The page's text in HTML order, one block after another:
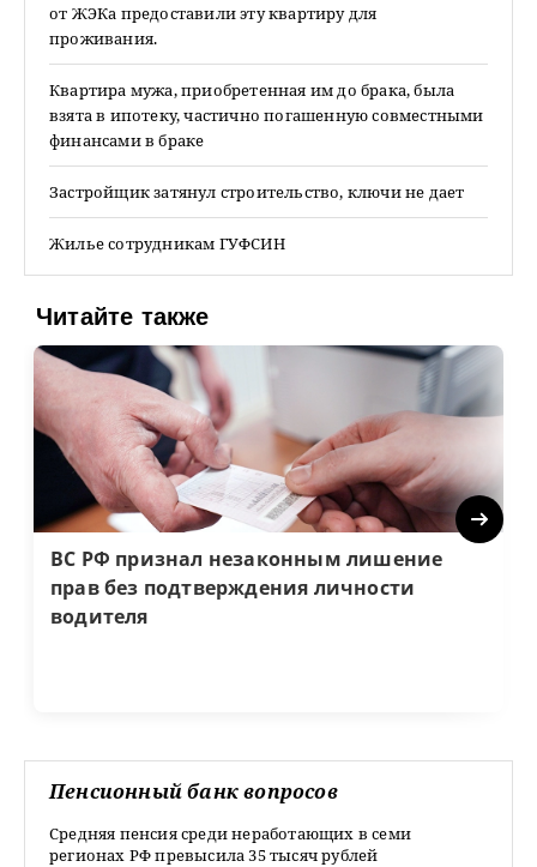
от ЖЭКа предоставили эту квартиру для
проживания.
Квартира мужа, приобретенная им до брака, была
взята в ипотеку, частично погашенную совместными
финансами в браке
Застройщик затянул строительство, ключи не дает
Жилье сотрудникам ГУФСИН
Читайте также
ВС РФ признал незаконным лишение
прав без подтверждения личности
водителя
Next
Пенсионный банк вопросов
Средняя пенсия среди неработающих в семи
регионах РФ превысила 35 тысяч рублей